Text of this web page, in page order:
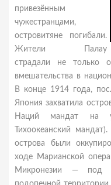
привезённым
чужестранцами,
островитяне погибали.
Жители Палау
страдали не только
вмешательства в
В конце 1914 года,
Япония захватила
Наций мандат на
Тихоокеанский
острова были
ходе Марианской
Микронезии — под